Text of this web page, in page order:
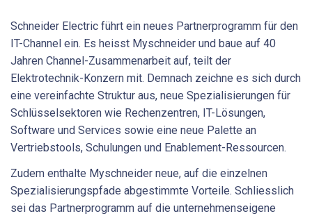
Schneider Electric führt ein neues Partnerprogramm für den
IT-Channel ein. Es heisst Myschneider und baue auf 40
Jahren Channel-Zusammenarbeit auf, teilt der
Elektrotechnik-Konzern mit. Demnach zeichne es sich durch
eine vereinfachte Struktur aus, neue Spezialisierungen für
Schlüsselsektoren wie Rechenzentren, IT-Lösungen,
Software und Services sowie eine neue Palette an
Vertriebstools, Schulungen und Enablement-Ressourcen.
Zudem enthalte Myschneider neue, auf die einzelnen
Spezialisierungspfade abgestimmte Vorteile. Schliesslich
sei das Partnerprogramm auf die unternehmenseigene